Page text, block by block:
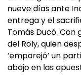
nueve días ante
entrega y el
Tomás Ducó. Con
del Roly, quien
‘emparejó’ un
abajo en las